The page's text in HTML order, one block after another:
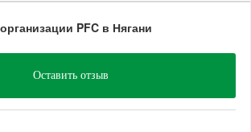
PFC в Нягани
Оставить отзыв